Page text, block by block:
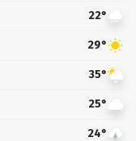
22°
29°
35°
25°
24°